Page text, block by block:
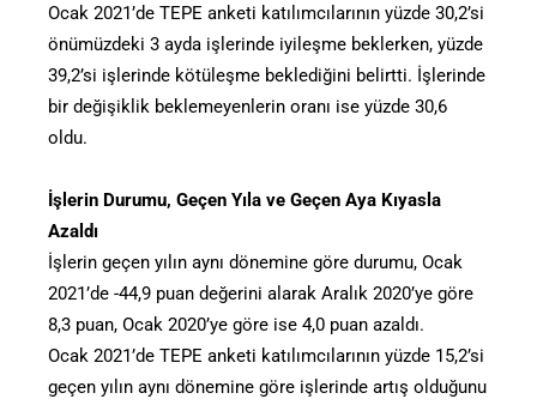
Ocak 2021’de TEPE anketi katılımcılarının yüzde 30,2’si
önümüzdeki 3 ayda işlerinde iyileşme beklerken, yüzde
39,2’si işlerinde kötüleşme beklediğini belirtti. İşlerinde
bir değişiklik beklemeyenlerin oranı ise yüzde 30,6
oldu.
İşlerin Durumu, Geçen Yıla ve Geçen Aya Kıyasla
Azaldı
İşlerin geçen yılın aynı dönemine göre durumu, Ocak
2021’de -44,9 puan değerini alarak Aralık 2020’ye göre
8,3 puan, Ocak 2020’ye göre ise 4,0 puan azaldı.
Ocak 2021’de TEPE anketi katılımcılarının yüzde 15,2’si
geçen yılın aynı dönemine göre işlerinde artış olduğunu